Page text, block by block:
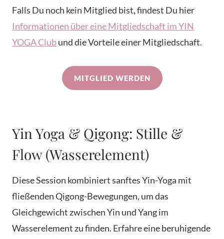
Falls Du noch kein Mitglied bist, findest Du hier
Informationen über eine Mitgliedschaft im YIN
YOGA Clubund die Vorteile einer Mitgliedschaft.
MITGLIED WERDEN
Yin Yoga & Qigong: Stille &
Flow (Wasserelement)
Diese Session kombiniert sanftes Yin-Yoga mit
fließenden Qigong-Bewegungen, um das
Gleichgewicht zwischen Yin und Yang im
Wasserelement zu finden. Erfahre eine beruhigende